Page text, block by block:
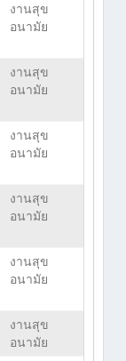
งานสุข
อนามัย
งานสุข
อนามัย
งานสุข
อนามัย
งานสุข
อนามัย
งานสุข
อนามัย
งานสุข
อนามัย